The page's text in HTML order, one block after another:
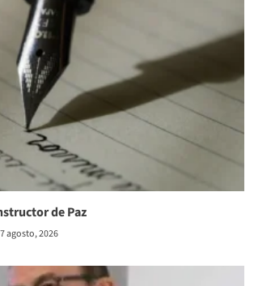
de Paz
7 agosto, 2026